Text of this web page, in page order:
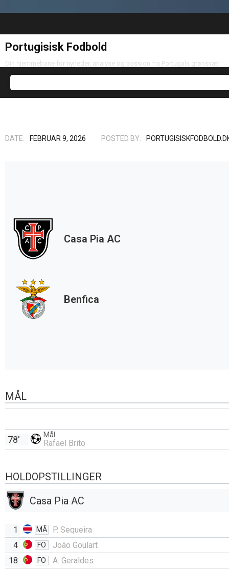
Portugisisk Fodbold
Din hjemmebane for nyheder, analyse og passion fra Portugals grønsvær
DATE: FEBRUAR 9, 2026 POSTED BY:
Casa Pia AC
Benfica
MÅL
Mål
Rafael Brito
78'
HOLDOPSTILLINGER
Casa Pia AC
1 MÅ
P. Sequeira
4
FO
João Goulart
18
FO
A. Geraldes